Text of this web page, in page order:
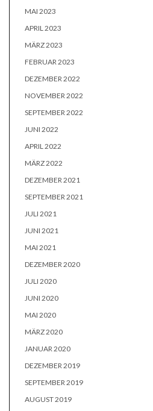
MAI 2023
APRIL 2023
MÄRZ 2023
FEBRUAR 2023
DEZEMBER 2022
NOVEMBER 2022
SEPTEMBER 2022
JUNI 2022
APRIL 2022
MÄRZ 2022
DEZEMBER 2021
SEPTEMBER 2021
JULI 2021
JUNI 2021
MAI 2021
DEZEMBER 2020
JULI 2020
JUNI 2020
MAI 2020
MÄRZ 2020
JANUAR 2020
DEZEMBER 2019
SEPTEMBER 2019
AUGUST 2019